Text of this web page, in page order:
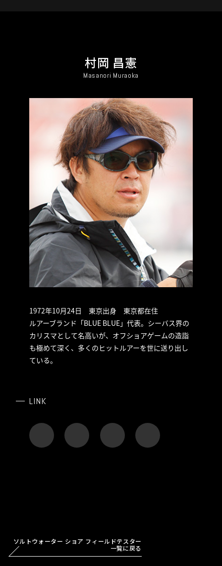
村岡 昌憲
Masanori Muraoka
1972年10月24日 東京出身 東京都在住
ルアーブランド「BLUE BLUE」代表。シーバス界の
カリスマとして名高いが、オフショアゲームの造詣
も極めて深く、多くのヒットルアーを世に送り出し
ている。
LINK
ソルトウォーター ショア フィールドテスター
一覧に戻る